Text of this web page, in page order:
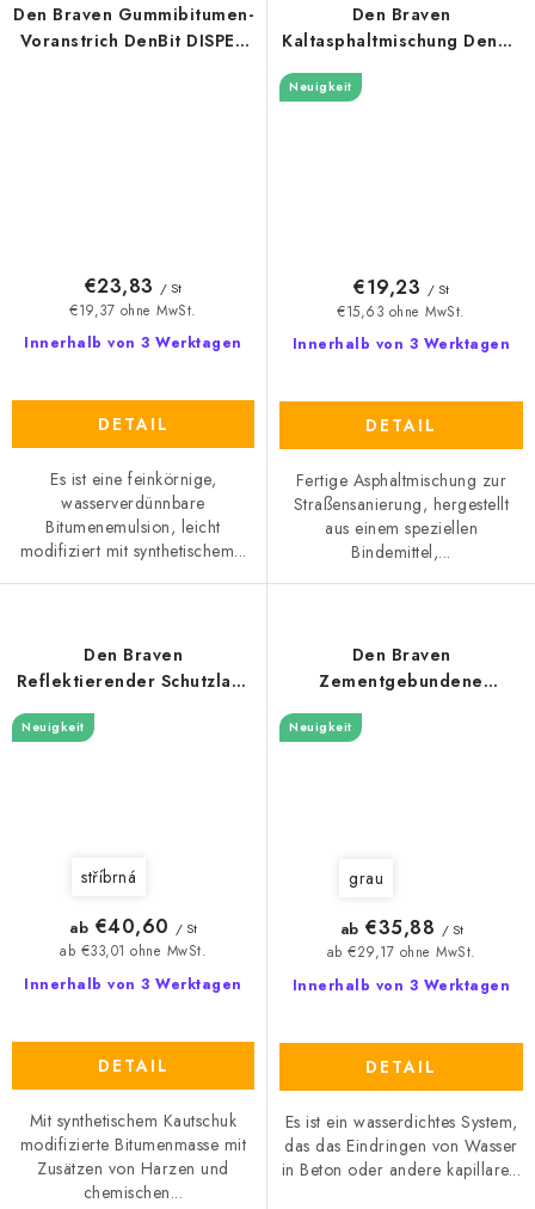
Den Braven Gummibitumen-
Voranstrich DenBit DISPER
Innerhalb von 3 Werktagen
€19,37 ohne MwSt.
€23,83 / St
DETAIL
Es ist eine feinkörnige,
wasserverdünnbare
Bitumenemulsion, leicht
modifiziert mit synthetischem...
Den Braven
Kaltasphaltmischung DenBit
Neuigkeit
Innerhalb von 3 Werktagen
€15,63 ohne MwSt.
€19,23 / St
DETAIL
Fertige Asphaltmischung zur
Straßensanierung, hergestellt
aus einem speziellen
Bindemittel,...
Den Braven
Reflektierender Schutzlack
DenBit REFLEX ALU
Neuigkeit
stříbrná
Innerhalb von 3 Werktagen
ab €33,01 ohne MwSt.
ab €40,60 / St
DETAIL
Mit synthetischem Kautschuk
modifizierte Bitumenmasse mit
Zusätzen von Harzen und
chemischen...
Den Braven
Zementgebundene
kristalline
Bauwerksabdichtung
Neuigkeit
grau
Innerhalb von 3 Werktagen
ab €29,17 ohne MwSt.
ab €35,88 / St
DETAIL
Es ist ein wasserdichtes System,
das das Eindringen von Wasser
in Beton oder andere kapillare...